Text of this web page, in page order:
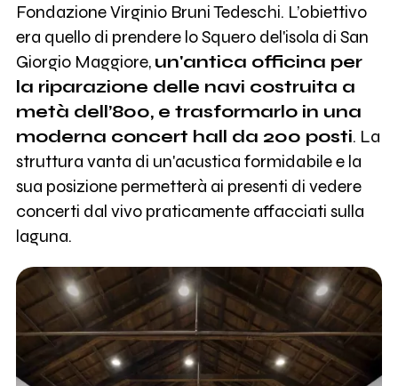
Fondazione Virginio Bruni Tedeschi. L’obiettivo
era quello di prendere lo Squero del'isola di San
Giorgio Maggiore, un'antica officina per
la riparazione delle navi costruita a
metà dell’800, e trasformarlo in una
moderna concert hall da 200 posti. La
struttura vanta di un'acustica formidabile e la
sua posizione permetterà ai presenti di vedere
concerti dal vivo praticamente affacciati sulla
laguna.